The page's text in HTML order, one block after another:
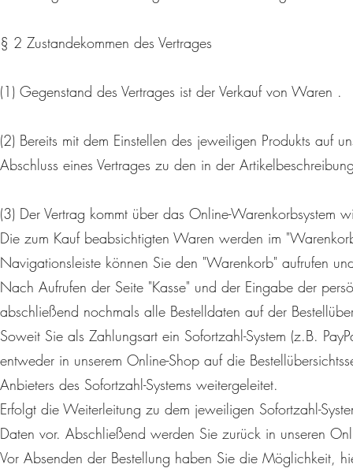
§ 2 Zustandekommen des Vertrages
(1) Gegenstand des Vertrages ist der Verkauf von Waren .
(2) Bereits mit dem Einstellen des jeweiligen Produkts auf
Abschluss eines Vertrages zu den in der
(3) Der Vertrag kommt über das Online-Warenkorbsystem
Die zum Kauf beabsichtigten Waren werden im
Navigationsleiste können Sie den "Warenkorb" aufrufen
Nach Aufrufen der Seite "Kasse" und der Eingabe der
abschließend nochmals alle Bestelldaten auf der
Soweit Sie als Zahlungsart ein Sofortzahl-System (z.B.
entweder in unserem Online-Shop auf die
Anbieters des Sofortzahl-Systems weitergeleitet.
Erfolgt die Weiterleitung zu dem jeweiligen Sofortzahl-
Daten vor. Abschließend werden Sie zurück in unseren
Vor Absenden der Bestellung haben Sie die Möglichkeit,